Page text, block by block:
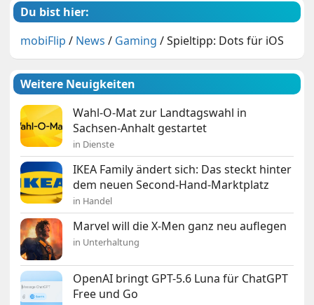
Du bist hier:
mobiFlip / News / Gaming /Spieltipp: Dots für iOS
Weitere Neuigkeiten
Wahl-O-Mat zur Landtagswahl in
Sachsen-Anhalt gestartet
in Dienste
IKEA Family ändert sich: Das steckt hinter
dem neuen Second-Hand-Marktplatz
in Handel
Marvel will die X-Men ganz neu auflegen
in Unterhaltung
OpenAI bringt GPT-5.6 Luna für ChatGPT
Free und Go